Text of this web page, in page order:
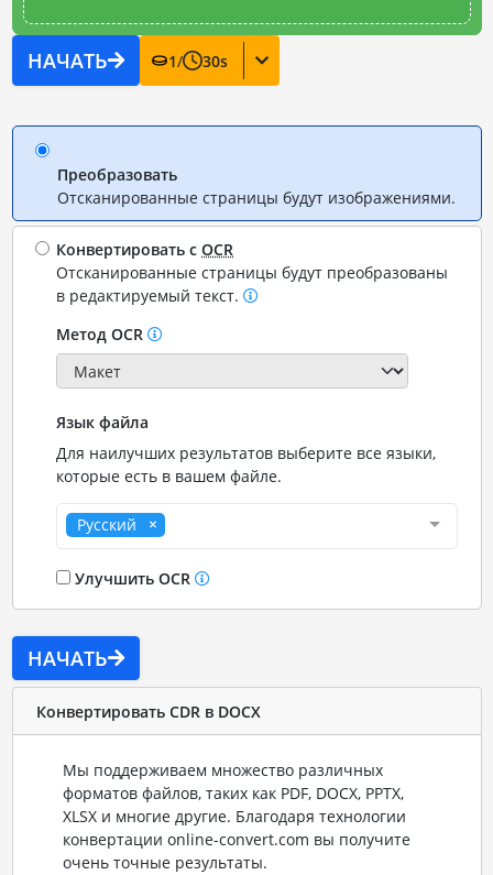
НАЧАТЬ 1/ 30s
Преобразовать
Отсканированные страницы будут изображениями.
Конвертировать сOCR
Отсканированные страницы будут преобразованы
в редактируемый текст.
Метод OCR
Язык файла
Для наилучших результатов выберите все языки,
которые есть в вашем файле.
Русский
Улучшить OCR
НАЧАТЬ
Конвертировать CDR в DOCX
Мы поддерживаем множество различных
форматов файлов, таких как PDF, DOCX, PPTX,
XLSX и многие другие. Благодаря технологии
конвертации online-convert.com вы получите
очень точные результаты.